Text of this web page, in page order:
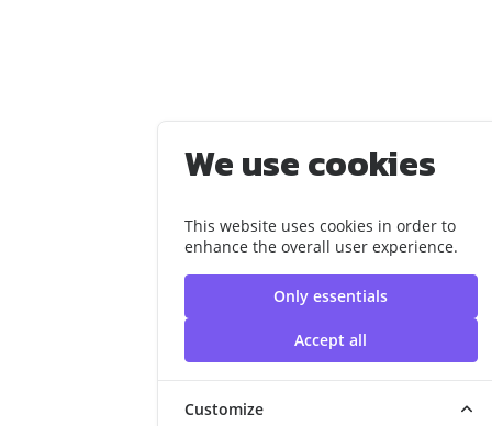
We use cookies
This website uses cookies in order to
enhance the overall user experience.
Only essentials
Accept all
Customize